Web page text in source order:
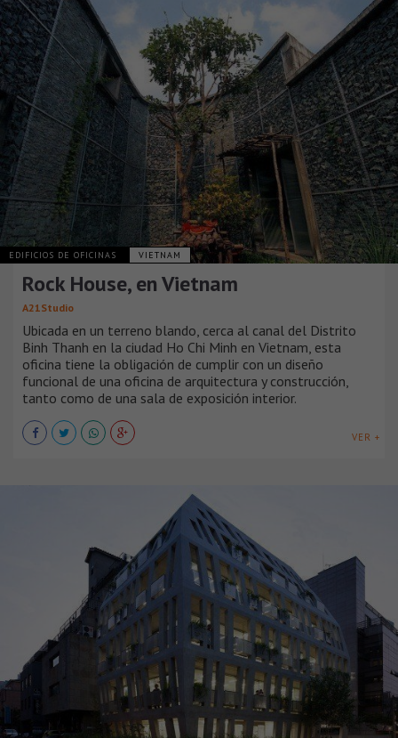
EDIFICIOS DE OFICINAS VIETNAM
Rock House, en Vietnam
A21Studio
Ubicada en un terreno blando, cerca al canal del Distrito
Binh Thanh en la ciudad Ho Chi Minh en Vietnam, esta
oficina tiene la obligación de cumplir con un diseño
funcional de una oficina de arquitectura y construcción,
tanto como de una sala de exposición interior.
VER +